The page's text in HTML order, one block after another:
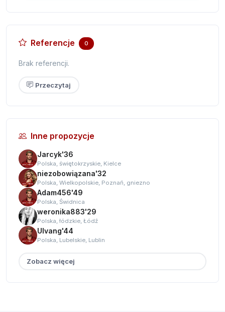
Referencje 0
Brak referencji.
Przeczytaj
Inne propozycje
Jarcyk'36
Polska, świętokrzyskie, Kielce
niezobowiązana'32
Polska, Wielkopolskie, Poznań, gniezno
Adam456'49
Polska, Świdnica
weronika883'29
Polska, łódzkie, Łódź
Ulvang'44
Polska, Lubelskie, Lublin
Zobacz więcej